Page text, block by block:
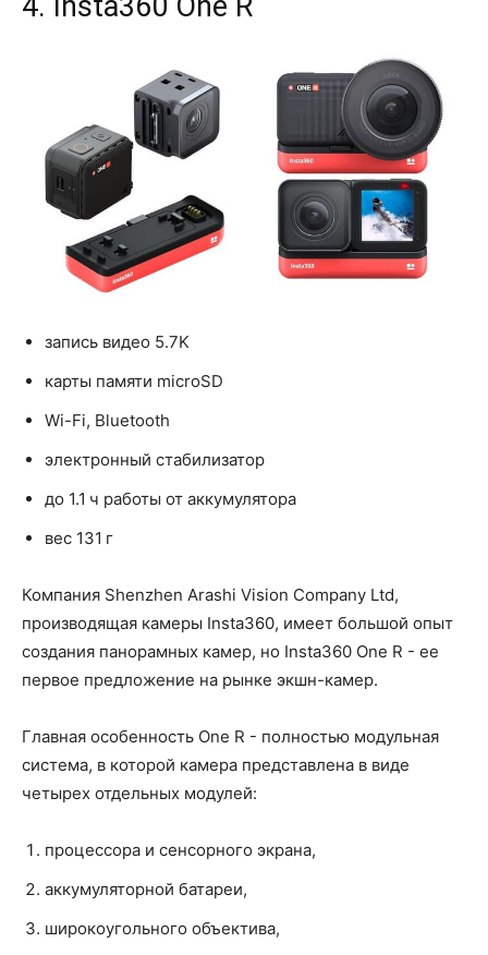
запись видео 5.7K
карты памяти microSD
Wi-Fi, Bluetooth
электронный стабилизатор
до 1.1 ч работы от аккумулятора
вес 131 г
Компания Shenzhen Arashi Vision Company Ltd,
производящая камеры Insta360, имеет большой опыт
создания панорамных камер, но Insta360 One R - ее
первое предложение на рынке экшн-камер.
Главная особенность One R - полностью модульная
система, в которой камера представлена в виде
четырех отдельных модулей:
процессора и сенсорного экрана,
аккумуляторной батареи,
широкоугольного объектива,